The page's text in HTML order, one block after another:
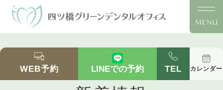
上顎が小さく、受け口っぽくみえる症例Ⅱ ①｜
四ツ橋の歯医者「四ツ橋グリーンデンタルオフィ
ス」｜四ツ橋駅徒歩2分の全体矯正
WEB予約 LINEでの予約 TEL カレンダー